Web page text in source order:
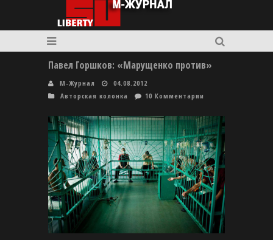
Павел Горшков: «Марущенко против»
М-Журнал
04.08.2012
Авторская колонка
10 Комментарии